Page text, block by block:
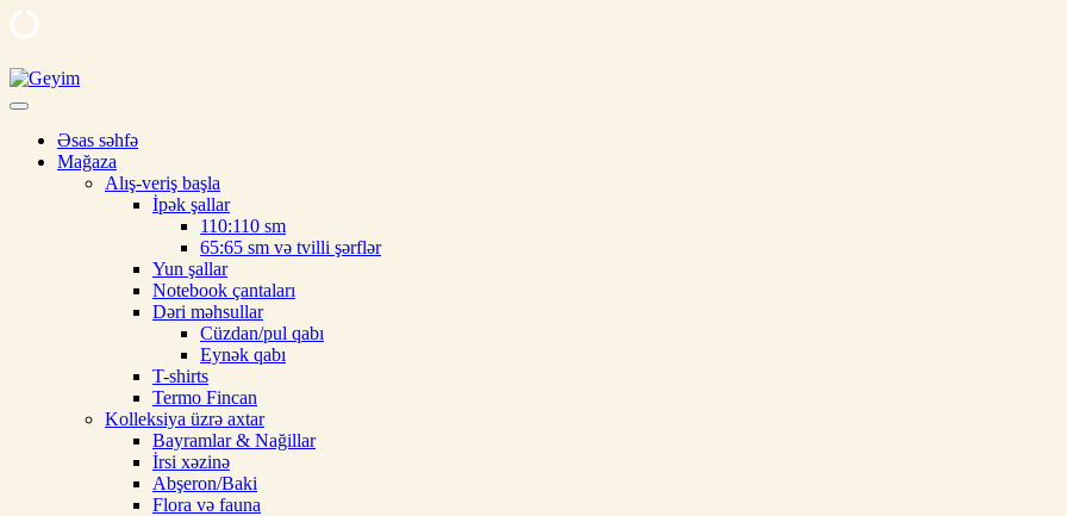
Skip
to
Əsas səhfə
Mağaza
Alış-veriş başla
İpək şallar
110:110 sm
65:65 sm və tvilli şərflər
Yun şallar
Notebook çantaları
Dəri məhsullar
Cüzdan/pul qabı
Eynək qabı
T-shirts
Termo Fincan
Kolleksiya üzrə axtar
Bayramlar & Nağillar
İrsi xəzinə
Abşeron/Baki
Flora və fauna